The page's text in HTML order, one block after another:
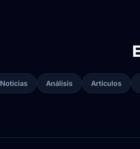
Noticias Análisis Artículos